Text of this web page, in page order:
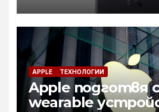
APPLE ТЕХНОЛОГИИ
Apple подготвя
wearable